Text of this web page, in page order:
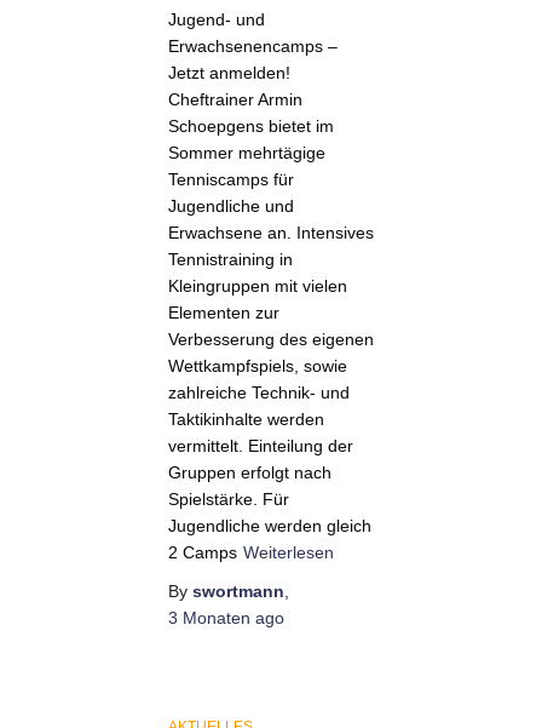
Jugend- und
Erwachsenencamps –
Jetzt anmelden!
Cheftrainer Armin
Schoepgens bietet im
Sommer mehrtägige
Tenniscamps für
Jugendliche und
Erwachsene an. Intensives
Tennistraining in
Kleingruppen mit vielen
Elementen zur
Verbesserung des eigenen
Wettkampfspiels, sowie
zahlreiche Technik- und
Taktikinhalte werden
vermittelt. Einteilung der
Gruppen erfolgt nach
Spielstärke. Für
Jugendliche werden gleich
2 Camps Weiterlesen
By swortmann
3 Monaten ago